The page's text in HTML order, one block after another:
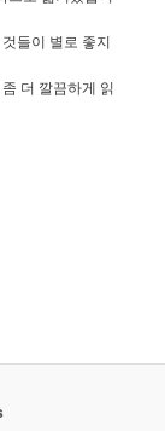
들이 별로 좋지
더 깔끔하게 읽